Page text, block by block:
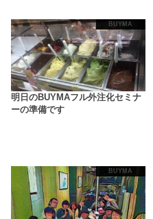
BUYMA
明日のBUYMAフル外注化セミナ
ーの準備です
BUYMA